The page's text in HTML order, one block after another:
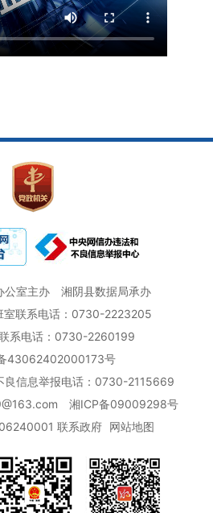
公室主办
湘阴县数据局承办
室联系电话：0730-2223205
系电话：0730-2260199
43062402000173号
良信息举报电话：0730-2115669
湘ICP备09009298号
联系政府 网站地图